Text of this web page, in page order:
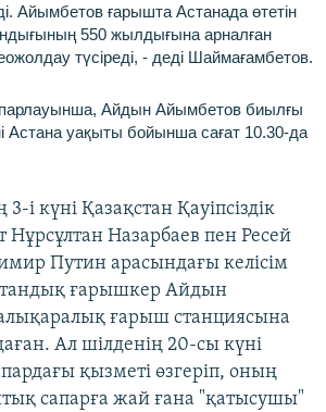
Айымбетов ғарышта Астанада өтетін
550 жылдығына арналған
түсіреді, - деді Шаймағамбетов.
Айдын Айымбетов биылғы
Астана уақыты бойынша сағат 10.30-да
і күні Қазақстан Қауіпсіздік
Нұрсұлтан Назарбаев пен Ресей
Путин арасындағы келісім
ғарышкер Айдын
ғарыш станциясына
Ал шілденің 20-сы күні
қызметі өзгеріп, оның
сапарға жай ғана "қатысушы"